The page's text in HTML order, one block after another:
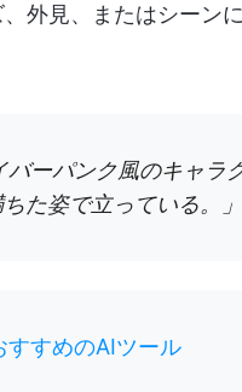
外見、またはシーン
バーパンク風のキャラ
た姿で立っている。」
すすめのAIツール